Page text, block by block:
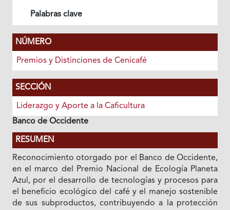
Palabras clave
NÚMERO
Premios y Distinciones de Cenicafé
SECCIÓN
Liderazgo y Aporte a la Caficultura
Banco de Occidente
RESUMEN
Reconocimiento otorgado por el Banco de Occidente,
en el marco del Premio Nacional de Ecología Planeta
Azul, por el desarrollo de tecnologías y procesos para
el beneficio ecológico del café y el manejo sostenible
de sus subproductos, contribuyendo a la protección